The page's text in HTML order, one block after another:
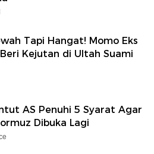
Tapi Hangat! Momo Eks
Kejutan di Ultah Suami
AS Penuhi 5 Syarat Agar
Dibuka Lagi